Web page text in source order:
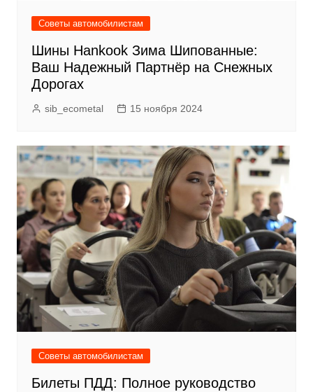
Советы автомобилистам
Шины Hankook Зима Шипованные:
Ваш Надежный Партнёр на Снежных
Дорогах
sib_ecometal 15 ноября 2024
Советы автомобилистам
Билеты ПДД: Полное руководство